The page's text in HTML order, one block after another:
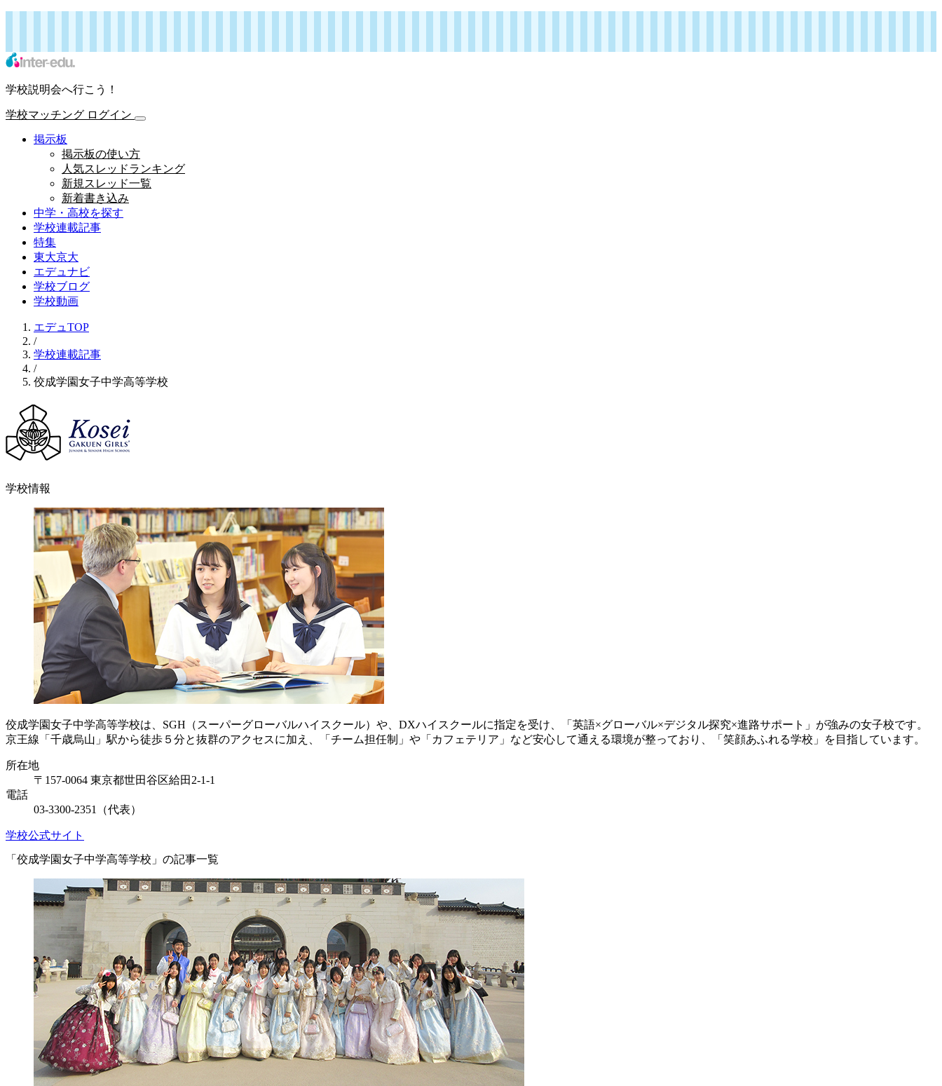
学校説明会へ行こう！
学校マッチング ログイン
掲示板
掲示板の使い方
人気スレッドランキング
新規スレッド一覧
新着書き込み
中学・高校を探す
学校連載記事
特集
東大京大
エデュナビ
学校ブログ
学校動画
エデュTOP
/
学校連載記事
/
佼成学園女子中学高等学校
学校情報
佼成学園女子中学高等学校は、SGH（スーパーグローバルハイスクール）や、DXハイスクールに指定を受け、「英語×グローバル×デジタル探究×進路サポート」が強みの女子校です。
京王線「千歳烏山」駅から徒歩５分と抜群のアクセスに加え、「チーム担任制」や「カフェテリア」など安心して通える環境が整っており、「笑顔あふれる学校」を目指しています。
所在地
〒157-0064 東京都世田谷区給田2-1-1
電話
03-3300-2351（代表）
学校公式サイト
「佼成学園女子中学高等学校」の記事一覧